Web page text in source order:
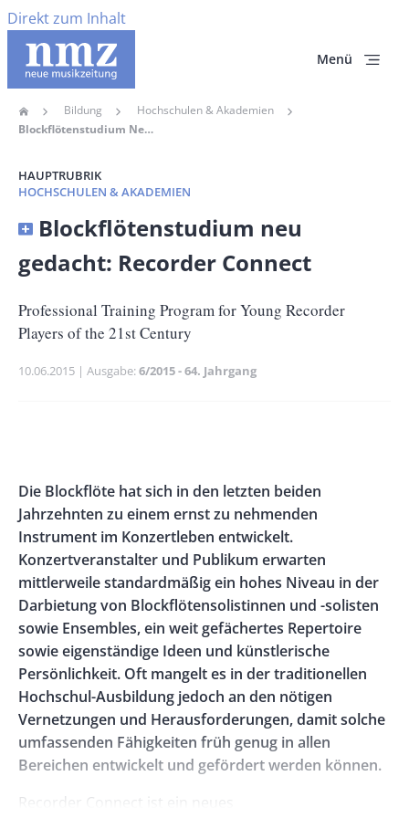
Direkt zum Inhalt
Menü
Pfadnavigation
Home Bildung
Hochschulen & Akademien
Blockflötenstudium Neu Gedacht: Recorder Connect
HAUPTRUBRIK
HOCHSCHULEN & AKADEMIEN
Banner
Size
Blockflötenstudium neu
gedacht: Recorder Connect
Untertitel
Professional Training Program for Young Recorder
Players of the 21st Century
Publikationsdatum
10.06.2015 Ausgabe 6/2015 - 64. Jahrgang
Rectangle
Right
Body
Die Blockflöte hat sich in den letzten beiden
Jahrzehnten zu einem ernst zu nehmenden
Instrument im Konzertleben entwickelt.
Konzertveranstalter und Publikum erwarten
mittlerweile standardmäßig ein hohes Niveau in der
Darbietung von Blockflötensolistinnen und -solisten
sowie Ensembles, ein weit gefächertes Repertoire
sowie eigenständige Ideen und künstlerische
Persönlichkeit. Oft mangelt es in der traditionellen
Hochschul-Ausbildung jedoch an den nötigen
Vernetzungen und Herausforderungen, damit solche
umfassenden Fähigkeiten früh genug in allen
Bereichen entwickelt und gefördert werden können.
Recorder Connect ist ein neues